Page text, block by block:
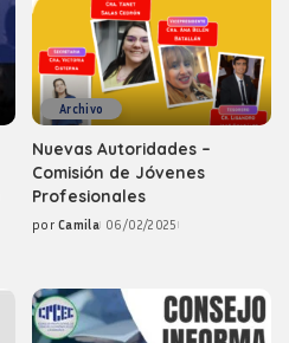
Archivo
Nuevas Autoridades –
Comisión de Jóvenes
Profesionales
Posted
por Camila 06/02/2025